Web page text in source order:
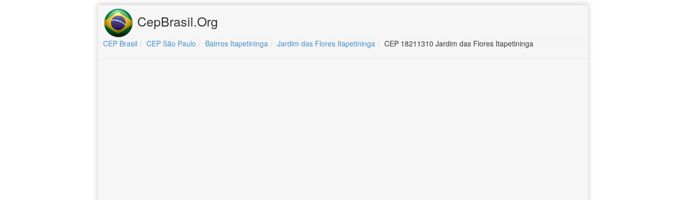
CepBrasil.Org
CEP Brasil CEP São Paulo Bairros Itapetininga Jardim das Flores Itapetininga CEP 18211310 Jardim das Flores Itapetininga